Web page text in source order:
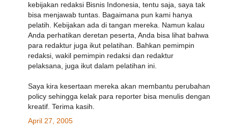
kebijakan redaksi Bisnis Indonesia, tentu saja, saya tak
bisa menjawab tuntas. Bagaimana pun kami hanya
pelatih. Kebijakan ada di tangan mereka. Namun kalau
Anda perhatikan deretan peserta, Anda bisa lihat bahwa
para redaktur juga ikut pelatihan. Bahkan pemimpin
redaksi, wakil pemimpin redaksi dan redaktur
pelaksana, juga ikut dalam pelatihan ini.
Saya kira kesertaan mereka akan membantu perubahan
policy sehingga kelak para reporter bisa menulis dengan
kreatif. Terima kasih.
April 27, 2005